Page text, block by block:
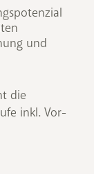
und
die
inkl. Vor-